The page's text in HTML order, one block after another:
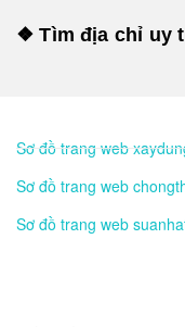
❖ Tìm địa chỉ uy
Sơ đồ trang web
Sơ đồ trang web
Sơ đồ trang web